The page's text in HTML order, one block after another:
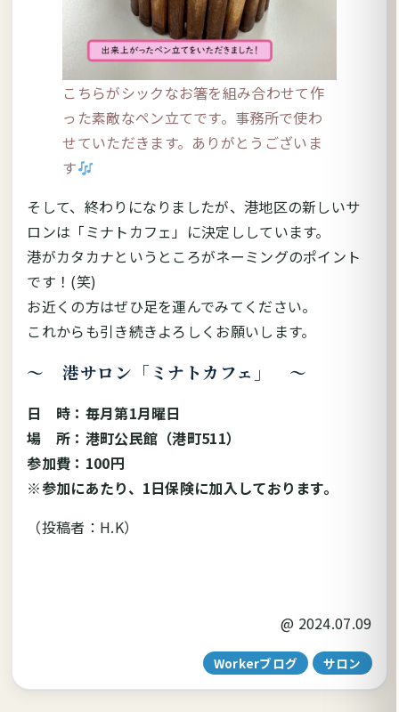
こちらがシックなお箸を組み合わせて作
った素敵なペン立てです。事務所で使わ
せていただきます。ありがとうございま
す
そして、終わりになりましたが、港地区の新しいサ
ロンは「ミナトカフェ」に決定ししています。
港がカタカナというところがネーミングのポイント
です！(笑)
お近くの方はぜひ足を運んでみてください。
これからも引き続きよろしくお願いします。
～ 港サロン「ミナトカフェ」 ～
日 時：毎月第1月曜日
場 所：港町公民館（港町511）
参加費：100円
※参加にあたり、1日保険に加入しております。
（投稿者：H.K）
@ 2024.07.09
Workerブログ サロン